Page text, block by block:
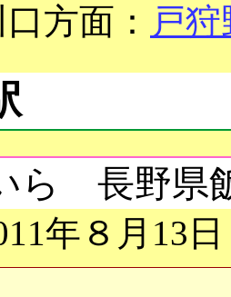
方面： 戸
ら 長野県
年８月13日